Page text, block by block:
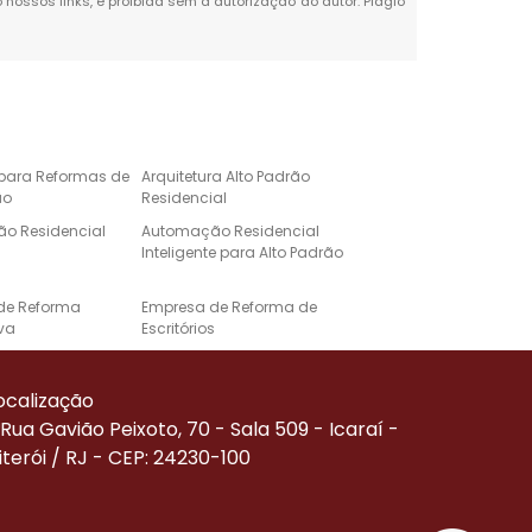
Reformas de
Arquitetura Alto Padrão
Residencial
Residencial
Automação Residencial
Inteligente para Alto Padrão
Reforma
Empresa de Reforma de
Escritórios
Residenciais de
Serviço de Automação
Rua Gavião Peixoto, 70 - Sala 509 - Icaraí -
/ RJ - CEP: 24230-100